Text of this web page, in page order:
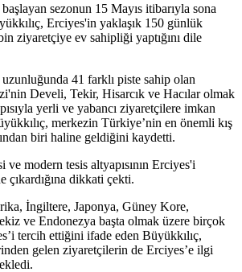
sezonun 15 Mayıs itibarıyla sona
Erciyes'in yaklaşık 150 günlük
ziyaretçiye ev sahipliği yaptığını dile
41 farklı piste sahip olan
Develi, Tekir, Hisarcık ve Hacılar olmak
yerli ve yabancı ziyaretçilere imkan
merkezin Türkiye’nin en önemli kış
biri haline geldiğini kaydetti.
ve modern tesis altyapısının Erciyes'i
çıkardığına dikkati çekti.
İngiltere, Japonya, Güney Kore,
ve Endonezya başta olmak üzere birçok
tercih ettiğini ifade eden Büyükkılıç,
gelen ziyaretçilerin de Erciyes’e ilgi